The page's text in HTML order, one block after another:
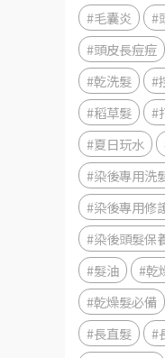
#毛囊炎
#
#頭皮長痘痘
#乾洗髮
#
#稻草髮
#
#夏日玩水
#染後專用洗
#染後專用修
#染後頭髮保
#髮油
#乾
#乾燥髮必備
#長直髮
#